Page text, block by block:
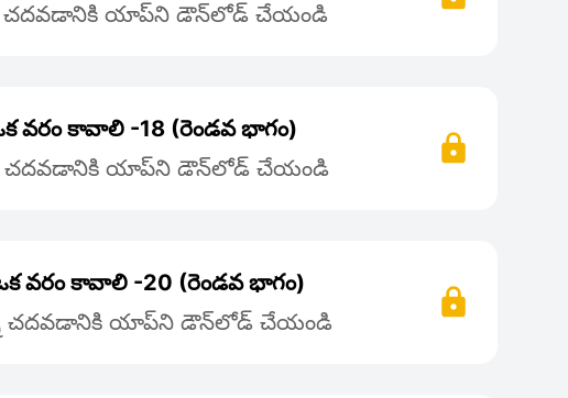
చదవడానికి యాప్‌ని డౌన్‌లోడ్ చేయండి
వరం కావాలి -18 (రెండవ భాగం)
చదవడానికి యాప్‌ని డౌన్‌లోడ్ చేయండి
ఒక వరం కావాలి -20 (రెండవ భాగం)
చదవడానికి యాప్‌ని డౌన్‌లోడ్ చేయండి